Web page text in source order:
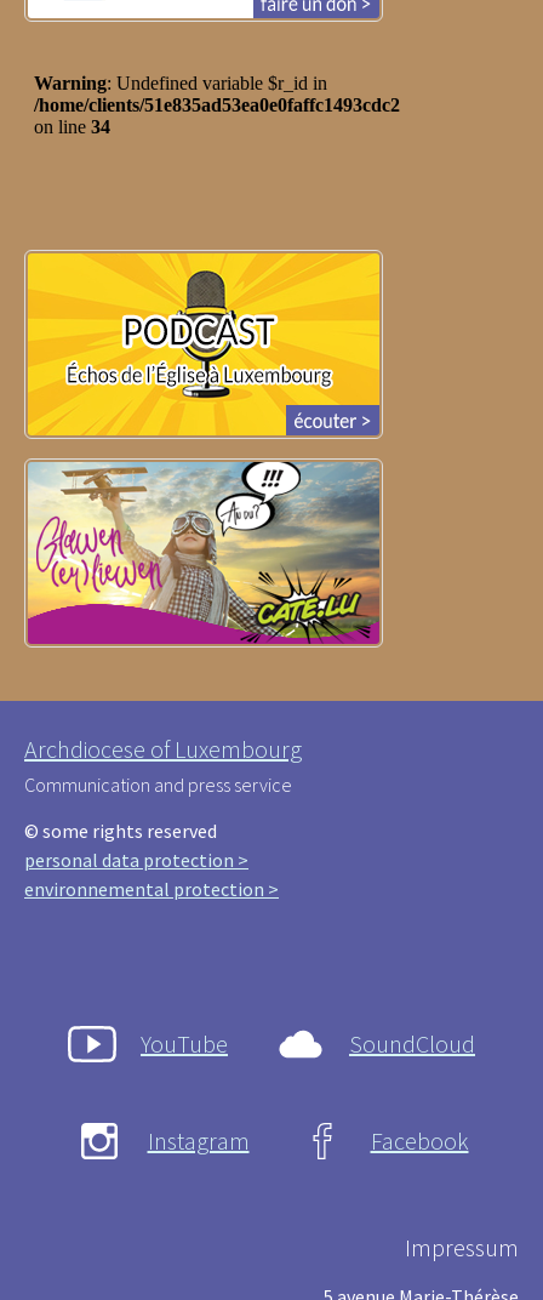
Archdiocese of Luxembourg
Communication and press service
© some rights reserved
personal data protection >
environnemental protection >
YouTube SoundCloud
Instagram Facebook
Impressum